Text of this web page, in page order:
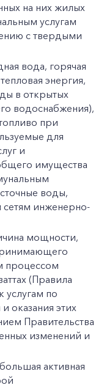
на них жилых
услугам
с твердыми
вода, горячая
энергия,
в открытых
водоснабжения),
при
для
и
имущества
воды,
инженерно-
мощности,
процессом
(Правила
услугам по
оказания этих
Правительства
изменений и
активная